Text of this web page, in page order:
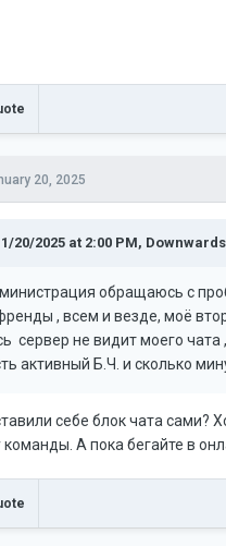
20, 2025
1/20/2025 at 2:00 PM, Downwards
обращаюсь с
, всем и везде, моё
сервер не видит моего
активный Б.Ч. и сколько
себе блок чата сами?
А пока бегайте в